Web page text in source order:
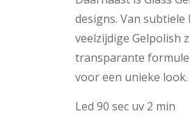
designs. Van
veelzijdige Gelpolish
transparante formule
voor een unieke look.
Led 90 sec uv 2 min